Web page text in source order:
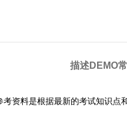
描述DEMO
资料是根据最新的考试知识点